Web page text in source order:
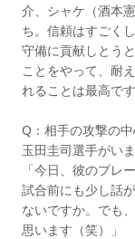
介、シャケ（酒本
ち。信頼はすごく
守備に貢献しとう
ことをやって、耐
れることは最高で
Q：相手の攻撃の
玉田圭司選手がい
「今日、彼のプレ
試合前にも少し話
ないですか。でも
思います（笑）」